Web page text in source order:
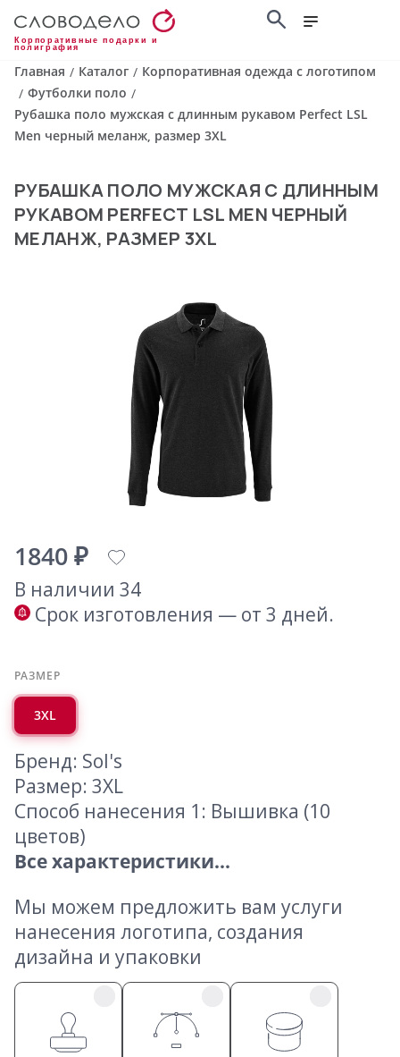
Корпоративные подарки и
полиграфия
Главная / Каталог / Корпоративная одежда с логотипом
/ Футболки поло /
Рубашка поло мужская с длинным рукавом Perfect LSL
Men черный меланж, размер 3XL
РУБАШКА ПОЛО МУЖСКАЯ С ДЛИННЫМ
РУКАВОМ PERFECT LSL MEN ЧЕРНЫЙ
МЕЛАНЖ, РАЗМЕР 3XL
1840 ₽
В наличии 34
Срок изготовления — от 3 дней.
РАЗМЕР
3XL
Бренд: Sol's
Размер: 3XL
Способ нанесения 1: Вышивка (10
цветов)
Все характеристики...
Мы можем предложить вам услуги
нанесения логотипа, создания
дизайна и упаковки